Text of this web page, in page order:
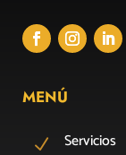
MENÚ
N Servicios